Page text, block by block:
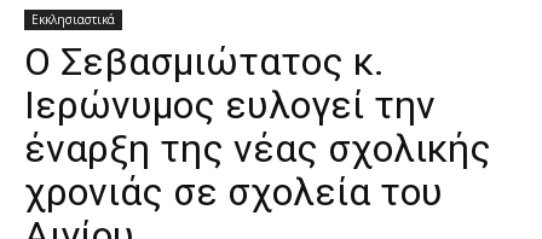
Εκκλησιαστικά
Ο Σεβασμιώτατος κ.
Ιερώνυμος ευλογεί την
έναρξη της νέας σχολικής
χρονιάς σε σχολεία του